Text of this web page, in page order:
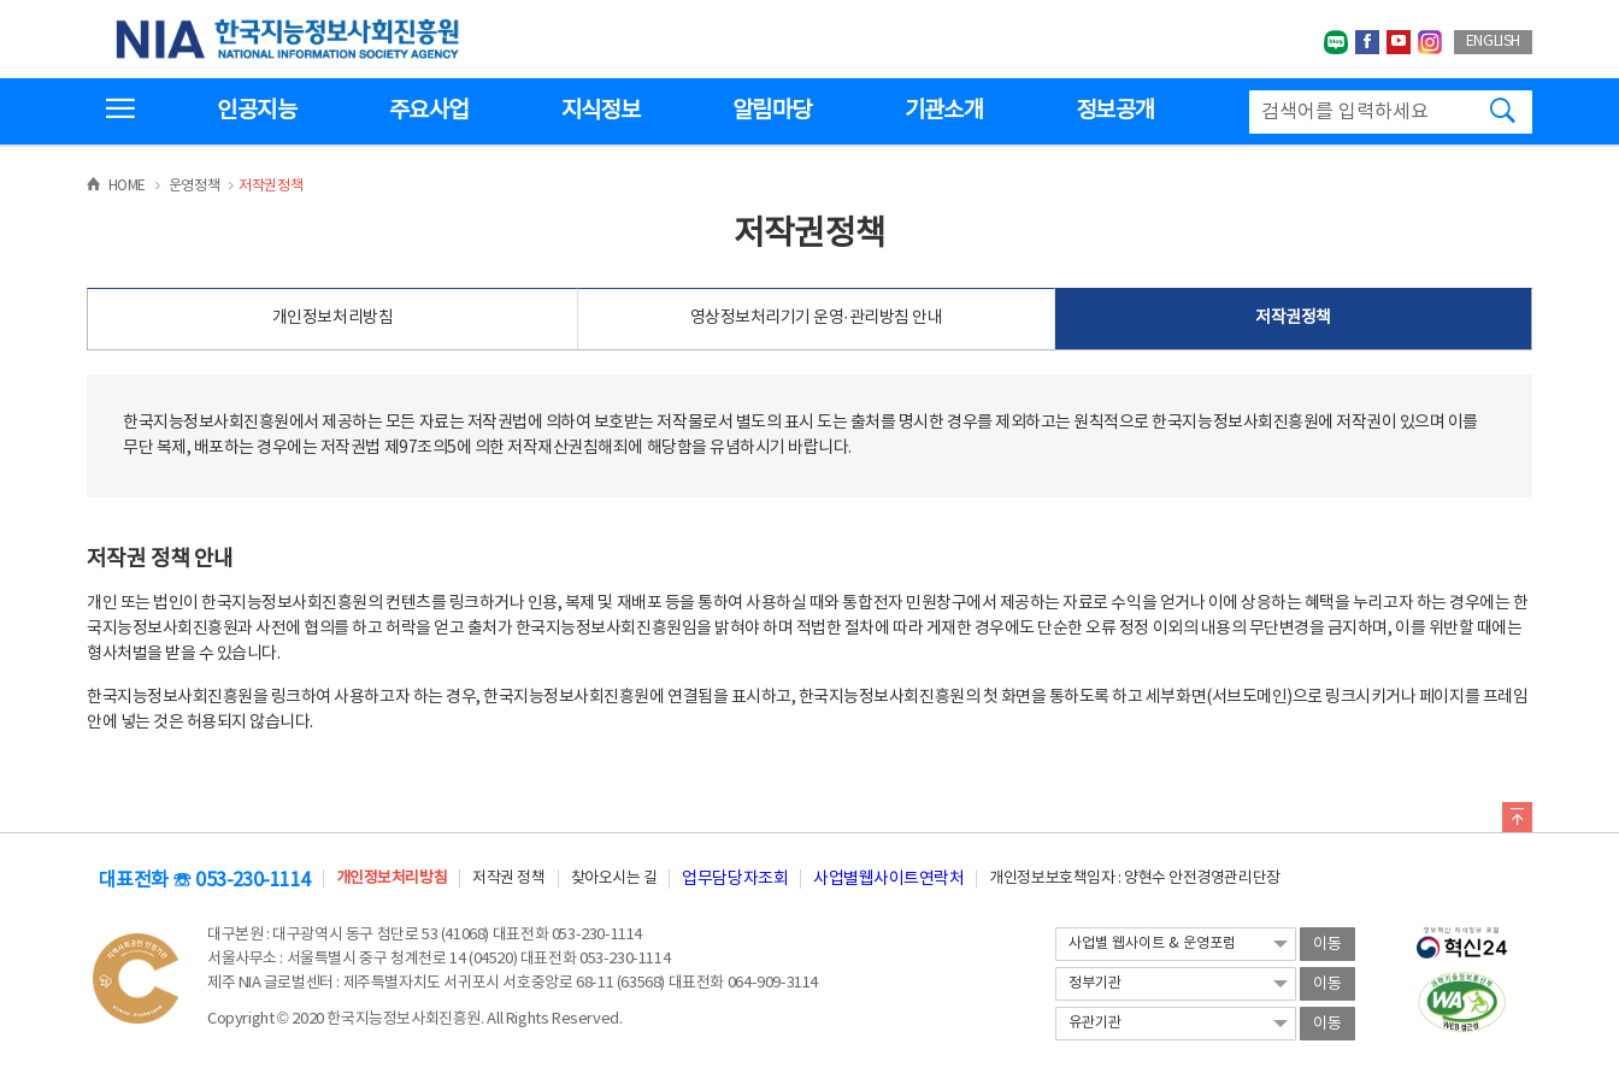
기
한국지능정보사회진흥원
네이버블로그
페이스북
유투브인스타그랩
ENGLISH
인공지능 주요사업 지식정보 알림마당 기관소개 정보공개
HOME >운영정책 >
저작권정책
저작권정책
개인정보처리방침 영상정보처리기기 운영·관리방침 안내 저작권정책
한국지능정보사회진흥원에서 제공하는 모든 자료는 저작권법에 의하여 보호받는 저작물로서 별도의 표시 도는 출처를 명시한 경우를 제외하고는 원칙적으로 한국지능정보사회진흥원에 저작권이 있으며 이를
무단 복제, 배포하는 경우에는 저작권법 제97조의5에 의한 저작재산권침해죄에 해당함을 유념하시기 바랍니다.
저작권 정책 안내
개인 또는 법인이 한국지능정보사회진흥원의 컨텐츠를 링크하거나 인용, 복제 및 재배포 등을 통하여 사용하실 때와 통합전자 민원창구에서 제공하는 자료로 수익을 얻거나 이에 상응하는 혜택을 누리고자 하는 경우에는 한
국지능정보사회진흥원과 사전에 협의를 하고 허락을 얻고 출처가 한국지능정보사회진흥원임을 밝혀야 하며 적법한 절차에 따라 게재한 경우에도 단순한 오류 정정 이외의 내용의 무단변경을 금지하며, 이를 위반할 때에는
형사처벌을 받을 수 있습니다.
한국지능정보사회진흥원을 링크하여 사용하고자 하는 경우, 한국지능정보사회진흥원에 연결됨을 표시하고, 한국지능정보사회진흥원의 첫 화면을 통하도록 하고 세부화면(서브도메인)으로 링크시키거나 페이지를 프레임
안에 넣는 것은 허용되지 않습니다.
대표전화 ☏ 053-230-1114 개인정보처리방침 저작권 정책 찾아오시는 길 업무담당자조회 사업별웹사이트연락처 개인정보보호책임자 : 양현수 안전경영관리단장
대구본원 : 대구광역시 동구 첨단로 53 (41068) 대표전화 053-230-1114
서울사무소 : 서울특별시 중구 청계천로 14 (04520) 대표전화 053-230-1114
제주 NIA 글로벌센터 : 제주특별자치도 서귀포시 서호중앙로 68-11 (63568) 대표전화 064-909-3114
Copyright © 2020 한국지능정보사회진흥원. All Rights Reserved.
이동
이동
이동